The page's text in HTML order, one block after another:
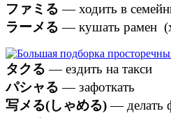
ファミる — ходить в
ラーメる — кушать рамен
タクる — ездить на такси
パシャる — зафоткать
写メる(しゃめる)— делать